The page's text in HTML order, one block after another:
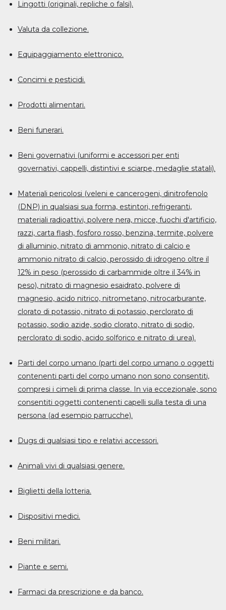
Lingotti (originali, repliche o falsi).
Valuta da collezione.
Equipaggiamento elettronico.
Concimi e pesticidi.
Prodotti alimentari.
Beni funerari.
Beni governativi (uniformi e accessori per enti
governativi, cappelli, distintivi e sciarpe, medaglie statali).
Materiali pericolosi (veleni e cancerogeni, dinitrofenolo
(DNP) in qualsiasi sua forma, estintori, refrigeranti,
materiali radioattivi, polvere nera, micce, fuochi d'artificio,
razzi, carta flash, fosforo rosso, benzina, termite, polvere
di alluminio, nitrato di ammonio, nitrato di calcio e
ammonio nitrato di calcio, perossido di idrogeno oltre il
12% in peso (perossido di carbammide oltre il 34% in
peso), nitrato di magnesio esaidrato, polvere di
magnesio, acido nitrico, nitrometano, nitrocarburante,
clorato di potassio, nitrato di potassio, perclorato di
potassio, sodio azide, sodio clorato, nitrato di sodio,
perclorato di sodio, acido solforico e nitrato di urea).
Parti del corpo umano (parti del corpo umano o oggetti
contenenti parti del corpo umano non sono consentiti,
compresi i cimeli di prima classe. In via eccezionale, sono
consentiti oggetti contenenti capelli sulla testa di una
persona (ad esempio parrucche).
Dugs di qualsiasi tipo e relativi accessori.
Animali vivi di qualsiasi genere.
Biglietti della lotteria.
Dispositivi medici.
Beni militari.
Piante e semi.
Farmaci da prescrizione e da banco.